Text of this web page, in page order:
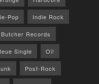
Pop Indie Rock
Records
Single Oi!
Post-Rock